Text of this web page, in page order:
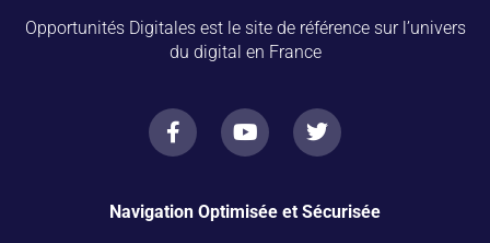
Opportunités Digitales est le site de référence sur l’univers
du digital en France
Navigation Optimisée et Sécurisée